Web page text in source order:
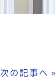
次の記事へ »